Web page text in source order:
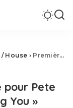
House › Première release de l’année pour Pete K avec l’efficace « Searching You »
pour Pete
You »